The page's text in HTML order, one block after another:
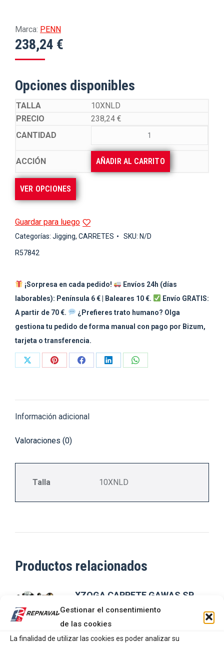
Gestionar el consentimiento
de las cookies
La finalidad de utilizar las cookies es poder analizar su
Marca: PENN
238,24 €
Opciones disponibles
10XNLD
238,24 €
AÑADIR AL CARRITO
VER OPCIONES
Guardar para luego
Categorías: Jigging, CARRETES SKU: N/D
R57842
¡Sorpresa en cada pedido!
Envíos 24h (días
laborables): Península 6 € | Baleares 10 €.
Envío GRATIS:
A partir de 70 €.
¿Prefieres trato humano? Olga
gestiona tu pedido de forma manual con pago por Bizum,
tarjeta o transferencia.
Share
Share
Share
Share
Share
Información adicional
Valoraciones (0)
Talla 10XNLD
Productos relacionados
XZOGA CARRETE GAWAS SP
MATADOR MAX 2000AR